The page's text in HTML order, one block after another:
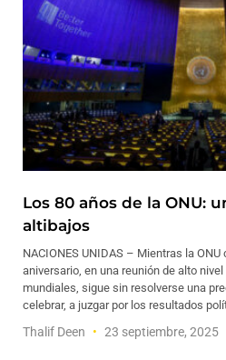
Los 80 años de la ONU:
altibajos
NACIONES UNIDAS – Mientras la ONU
aniversario, en una reunión de alto
mundiales, sigue sin resolverse una
celebrar, a juzgar por los resultados
Thalif Deen 23 septiembre, 2025